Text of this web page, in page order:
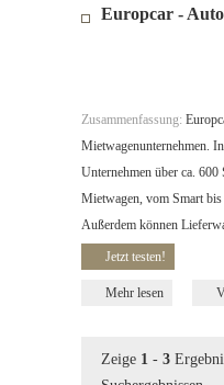
Europcar -
Zusammenfassung:
Mietwagenunternehmen.
Unternehmen über ca.
Mietwagen, vom Smart bis
Außerdem können
Jetzt testen!
Mehr lesen
Zeige 1 - 3